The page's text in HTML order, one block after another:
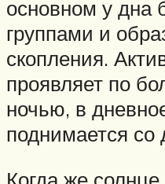
основном у дна
группами и
скопления.
проявляет по
ночью, в
поднимается со